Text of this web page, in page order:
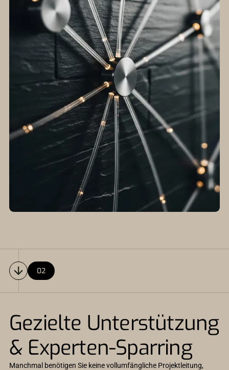
02
Gezielte Unterstützung
& Experten-Sparring
Manchmal benötigen Sie keine vollumfängliche Projektleitung,